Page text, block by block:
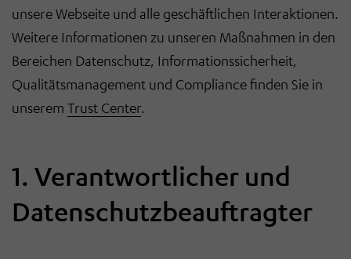
unsere Webseite und alle geschäftlichen Interaktionen.
Weitere Informationen zu unseren Maßnahmen in den
Bereichen Datenschutz, Informationssicherheit,
Qualitätsmanagement und Compliance finden Sie in
unserem Trust Center.
1. Verantwortlicher und
Datenschutzbeauftragter